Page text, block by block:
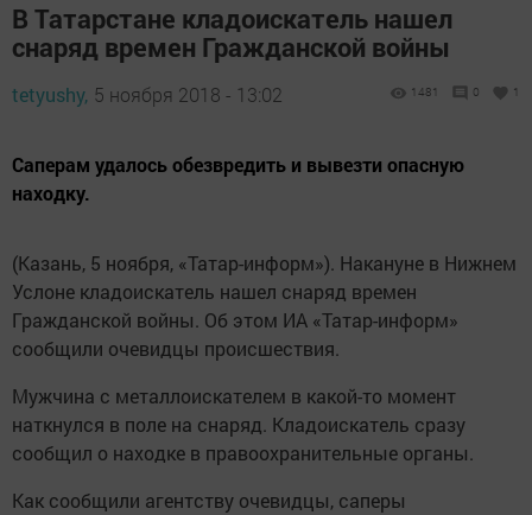
В Татарстане кладоискатель нашел
снаряд времен Гражданской войны
tetyushy, 5 ноября 2018 - 13:02 1481 0 1
Саперам удалось обезвредить и вывезти опасную
находку.
(Казань, 5 ноября, «Татар-информ»). Накануне в Нижнем
Услоне кладоискатель нашел снаряд времен
Гражданской войны. Об этом ИА «Татар-информ»
сообщили очевидцы происшествия.
Мужчина с металлоискателем в какой-то момент
наткнулся в поле на снаряд. Кладоискатель сразу
сообщил о находке в правоохранительные органы.
Как сообщили агентству очевидцы, саперы